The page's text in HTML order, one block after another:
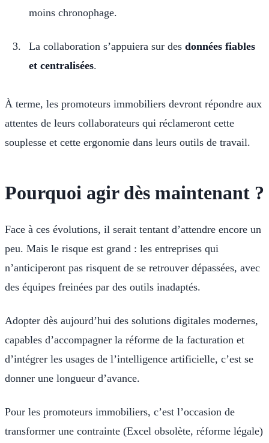
moins chronophage.
La collaboration s’appuiera sur des données fiables
et centralisées.
À terme, les promoteurs immobiliers devront répondre aux
attentes de leurs collaborateurs qui réclameront cette
souplesse et cette ergonomie dans leurs outils de travail.
Pourquoi agir dès maintenant ?
Face à ces évolutions, il serait tentant d’attendre encore un
peu. Mais le risque est grand : les entreprises qui
n’anticiperont pas risquent de se retrouver dépassées, avec
des équipes freinées par des outils inadaptés.
Adopter dès aujourd’hui des solutions digitales modernes,
capables d’accompagner la réforme de la facturation et
d’intégrer les usages de l’intelligence artificielle, c’est se
donner une longueur d’avance.
Pour les promoteurs immobiliers, c’est l’occasion de
transformer une contrainte (Excel obsolète, réforme légale)